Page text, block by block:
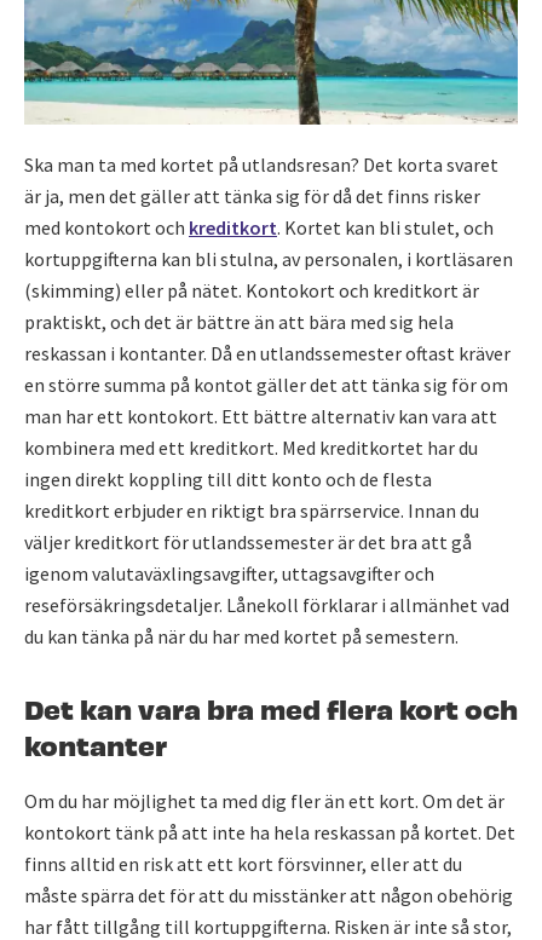
Ska man ta med kortet på utlandsresan? Det korta svaret
är ja, men det gäller att tänka sig för då det finns risker
med kontokort och kreditkort. Kortet kan bli stulet, och
kortuppgifterna kan bli stulna, av personalen, i kortläsaren
(skimming) eller på nätet. Kontokort och kreditkort är
praktiskt, och det är bättre än att bära med sig hela
reskassan i kontanter. Då en utlandssemester oftast kräver
en större summa på kontot gäller det att tänka sig för om
man har ett kontokort. Ett bättre alternativ kan vara att
kombinera med ett kreditkort. Med kreditkortet har du
ingen direkt koppling till ditt konto och de flesta
kreditkort erbjuder en riktigt bra spärrservice. Innan du
väljer kreditkort för utlandssemester är det bra att gå
igenom valutaväxlingsavgifter, uttagsavgifter och
reseförsäkringsdetaljer. Lånekoll förklarar i allmänhet vad
du kan tänka på när du har med kortet på semestern.
Det kan vara bra med flera kort och
kontanter
Om du har möjlighet ta med dig fler än ett kort. Om det är
kontokort tänk på att inte ha hela reskassan på kortet. Det
finns alltid en risk att ett kort försvinner, eller att du
måste spärra det för att du misstänker att någon obehörig
har fått tillgång till kortuppgifterna. Risken är inte så stor,